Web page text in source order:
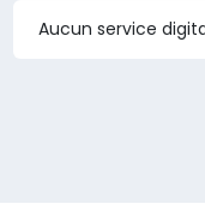
Aucun service